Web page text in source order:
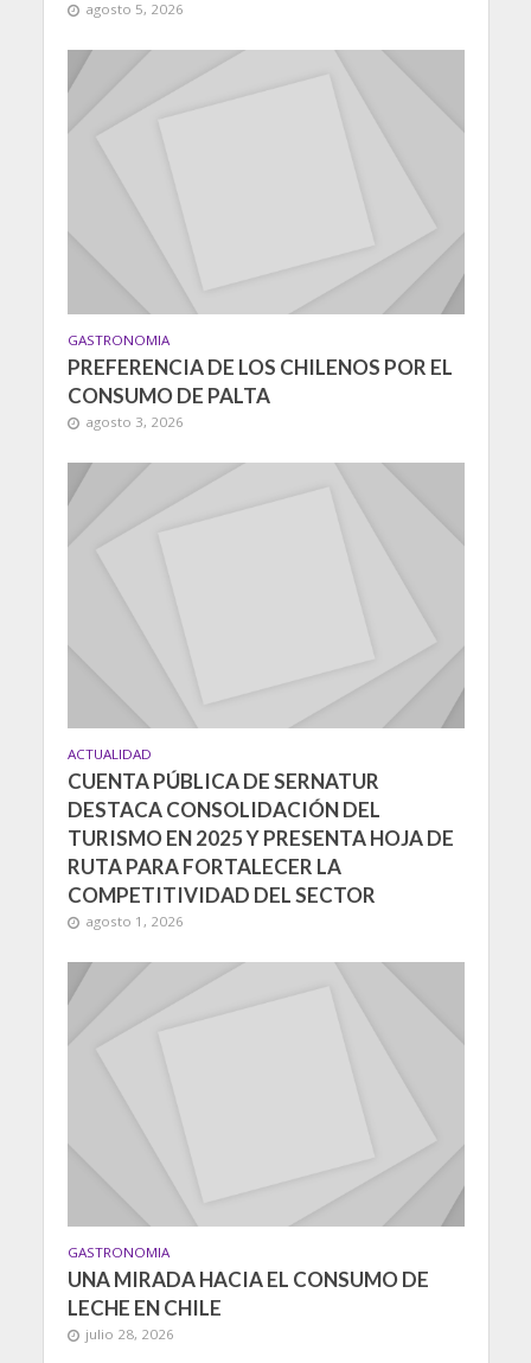
agosto 5, 2026
GASTRONOMIA
PREFERENCIA DE LOS CHILENOS POR EL
CONSUMO DE PALTA
agosto 3, 2026
ACTUALIDAD
CUENTA PÚBLICA DE SERNATUR
DESTACA CONSOLIDACIÓN DEL
TURISMO EN 2025 Y PRESENTA HOJA DE
RUTA PARA FORTALECER LA
COMPETITIVIDAD DEL SECTOR
agosto 1, 2026
GASTRONOMIA
UNA MIRADA HACIA EL CONSUMO DE
LECHE EN CHILE
julio 28, 2026